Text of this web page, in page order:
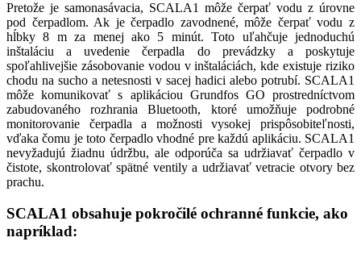
Pretože je samonasávacia, SCALA1 môže čerpať vodu z úrovne
pod čerpadlom. Ak je čerpadlo zavodnené, môže čerpať vodu z
hĺbky 8 m za menej ako 5 minút. Toto uľahčuje jednoduchú
inštaláciu a uvedenie čerpadla do prevádzky a poskytuje
spoľahlivejšie zásobovanie vodou v inštaláciách, kde existuje riziko
chodu na sucho a netesnosti v sacej hadici alebo potrubí. SCALA1
môže komunikovať s aplikáciou Grundfos GO prostredníctvom
zabudovaného rozhrania Bluetooth, ktoré umožňuje podrobné
monitorovanie čerpadla a možnosti vysokej prispôsobiteľnosti,
vďaka čomu je toto čerpadlo vhodné pre každú aplikáciu. SCALA1
nevyžadujú žiadnu údržbu, ale odporúča sa udržiavať čerpadlo v
čistote, skontrolovať spätné ventily a udržiavať vetracie otvory bez
prachu.
SCALA1 obsahuje pokročilé ochranné funkcie, ako
napríklad: